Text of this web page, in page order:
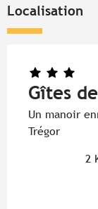
Localisation
Gîtes
Un manoir
Trégor
2